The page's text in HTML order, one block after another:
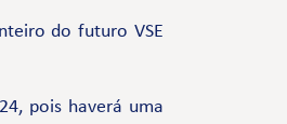
do futuro VSE
pois haverá uma